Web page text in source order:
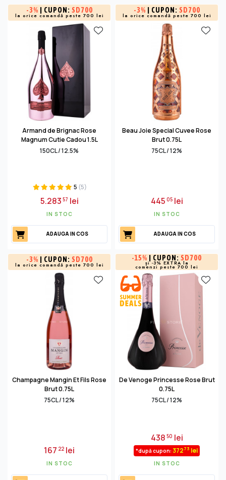
-3% | CUPON: SD700
la orice comandă peste 700 lei
Armand de Brignac Rose
Magnum Cutie Cadou 1.5L
150CL / 12.5%
5 (5)
5.28357 lei
IN STOC
ADAUGA IN COS
-3% | CUPON: SD700
la orice comandă peste 700 lei
Beau Joie Special Cuvee Rose
Brut 0.75L
75CL / 12%
44505lei
IN STOC
ADAUGA IN COS
-3% | CUPON: SD700
la orice comandă peste 700 lei
Champagne Mangin Et Fils Rose
Brut 0.75L
75CL / 12%
167 22 lei
IN STOC
-15% | CUPON: SD700
și -3% EXTRA la
comenzi peste 700 lei
De Venoge Princesse Rose Brut
0.75L
75CL / 12%
43850 lei
*după cupon: 37273 lei
IN STOC